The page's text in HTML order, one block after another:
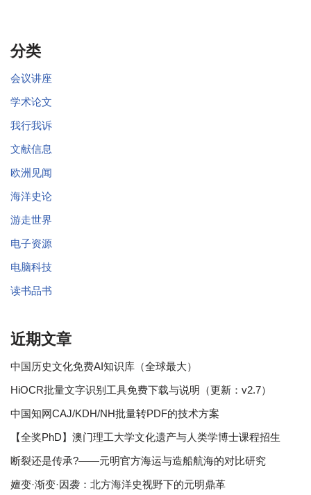
分类
会议讲座
学术论文
我行我诉
文献信息
欧洲见闻
海洋史论
游走世界
电子资源
电脑科技
读书品书
近期文章
中国历史文化免费AI知识库（全球最大）
HiOCR批量文字识别工具免费下载与说明（更新：v2.7）
中国知网CAJ/KDH/NH批量转PDF的技术方案
【全奖PhD】澳门理工大学文化遗产与人类学博士课程招生
断裂还是传承?——元明官方海运与造船航海的对比研究
嬗变·渐变·因袭：北方海洋史视野下的元明鼎革